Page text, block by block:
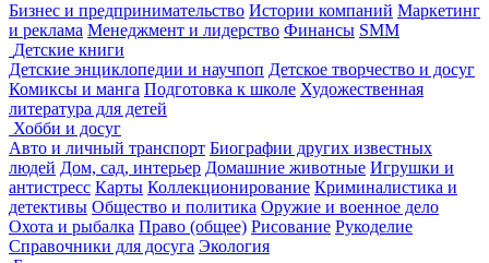
Бизнес и предпринимательство Истории компаний Маркетинг
и реклама Менеджмент и лидерство Финансы SMM
Детские книги
Детские энциклопедии и научпоп Детское творчество и досуг
Комиксы и манга Подготовка к школе Художественная
литература для детей
Хобби и досуг
Авто и личный транспорт Биографии других известных
людей Дом, сад, интерьер Домашние животные Игрушки и
антистресс Карты Коллекционирование Криминалистика и
детективы Общество и политика Оружие и военное дело
Охота и рыбалка Право (общее) Рисование Рукоделие
Справочники для досуга Экология